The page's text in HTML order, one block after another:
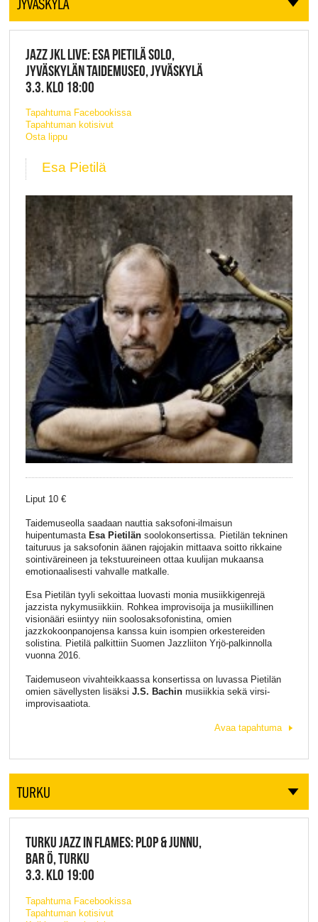
JAZZ JKL LIVE: ESA PIETILÄ SOLO,
JYVÄSKYLÄN TAIDEMUSEO, JYVÄSKYLÄ
3.3. KLO 18:00
Tapahtuma Facebookissa
Tapahtuman kotisivut
Osta lippu
Esa Pietilä
Liput 10 €
Taidemuseolla saadaan nauttia saksofoni-ilmaisun
huipentumasta Esa Pietilänsoolokonsertissa. Pietilän tekninen
taituruus ja saksofonin äänen rajojakin mittaava soitto rikkaine
sointiväreineen ja tekstuureineen ottaa kuulijan mukaansa
emotionaalisesti vahvalle matkalle.
Esa Pietilän tyyli sekoittaa luovasti monia musiikkigenrejä
jazzista nykymusiikkiin. Rohkea improvisoija ja musiikillinen
visionääri esiintyy niin soolosaksofonistina, omien
jazzkokoonpanojensa kanssa kuin isompien orkestereiden
solistina. Pietilä palkittiin Suomen Jazzliiton Yrjö-palkinnolla
vuonna 2016.
Taidemuseon vivahteikkaassa konsertissa on luvassa Pietilän
omien sävellysten lisäksi J.S. Bachinmusiikkia sekä virsi-
improvisaatiota.
Avaa tapahtuma
TURKU
TURKU JAZZ IN FLAMES: PLOP & JUNNU,
BAR Ö, TURKU
3.3. KLO 19:00
Tapahtuma Facebookissa
Tapahtuman kotisivut